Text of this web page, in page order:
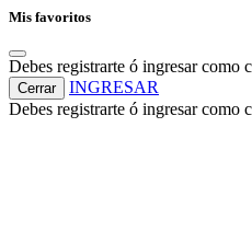
Mis favoritos
Debes registrarte ó ingresar como
Cerrar
INGRESAR
Debes registrarte ó ingresar como